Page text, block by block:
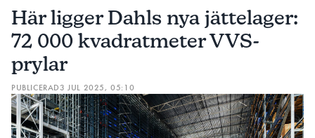
Här ligger Dahls nya jättelager:
72 000 kvadratmeter VVS-
prylar
PUBLICERAD3 JUL 2025, 05:10